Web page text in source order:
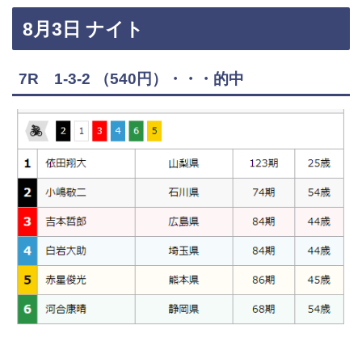
8月3日 ナイト
7R 1-3-2 （540円）・・・的中